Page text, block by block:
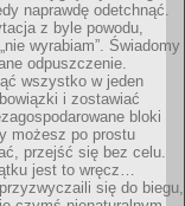
naprawdę odetchnąć.
z byle powodu,
wyrabiam”. Świadomy
odpuszczenie.
wszystko w jeden
i zostawiać
bloki
możesz po prostu
przejść się bez celu.
jest to wręcz…
się do biegu,